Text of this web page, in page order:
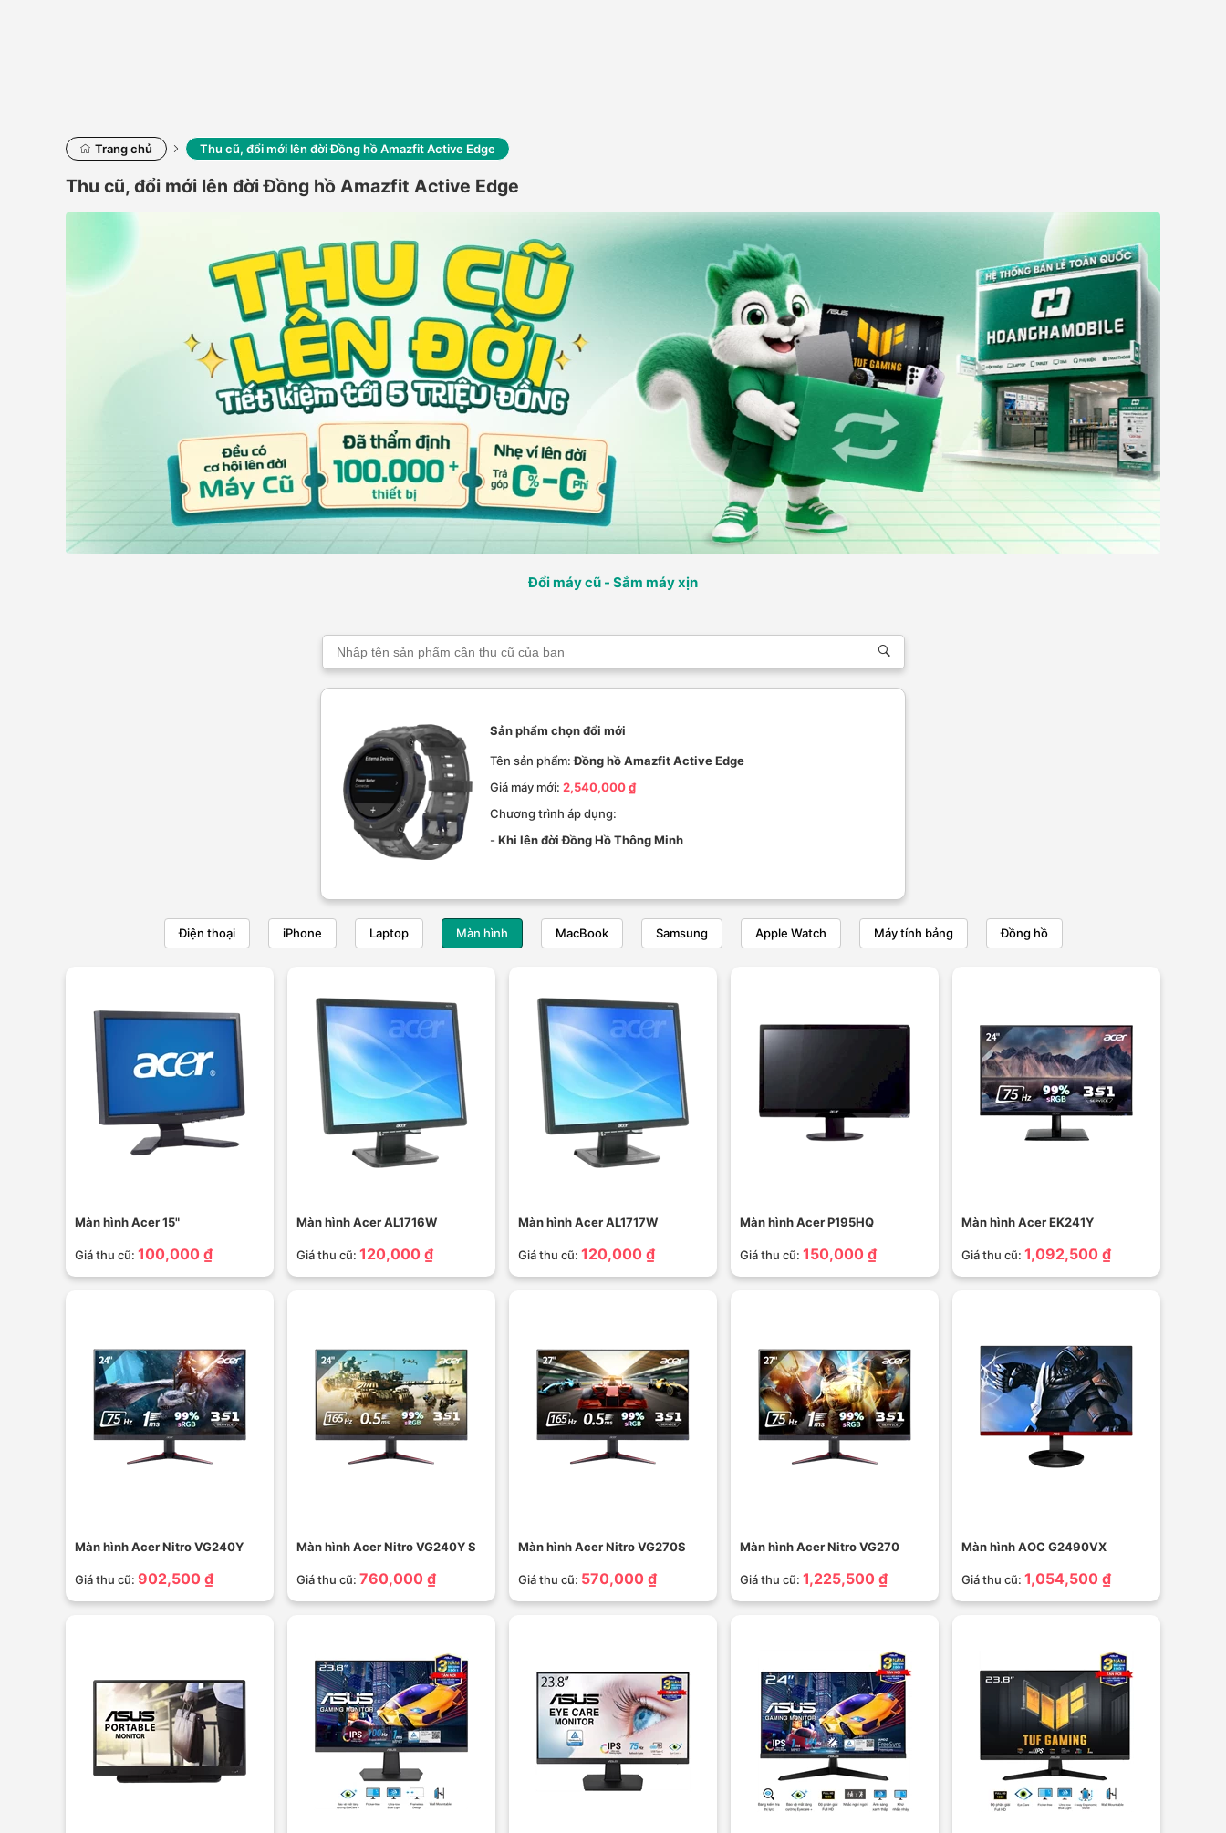
Trang chủ Thu cũ, đổi mới lên đời Đồng hồ Amazfit Active Edge
Thu cũ, đổi mới lên đời Đồng hồ Amazfit Active Edge
Đổi máy cũ - Sắm máy xịn
Sản phẩm chọn đổi mới
Tên sản phẩm: Đồng hồ Amazfit Active Edge
Giá máy mới: 2,540,000 ₫
Chương trình áp dụng:
- Khi lên đời Đồng Hồ Thông Minh
Điện thoại iPhone Laptop Màn hình MacBook Samsung Apple Watch Máy tính bảng Đồng hồ
Màn hình Acer 15"
Giá thu cũ: 100,000 ₫
Màn hình Acer AL1716W
Giá thu cũ: 120,000 ₫
Màn hình Acer AL1717W
Giá thu cũ: 120,000 ₫
Màn hình Acer P195HQ
Giá thu cũ: 150,000 ₫
Màn hình Acer EK241Y
Giá thu cũ: 1,092,500 ₫
Màn hình Acer Nitro VG240Y
Giá thu cũ: 902,500 ₫
Màn hình Acer Nitro VG240Y S
Giá thu cũ: 760,000 ₫
Màn hình Acer Nitro VG270S
Giá thu cũ: 570,000 ₫
Màn hình Acer Nitro VG270
Giá thu cũ: 1,225,500 ₫
Màn hình AOC G2490VX
Giá thu cũ: 1,054,500 ₫